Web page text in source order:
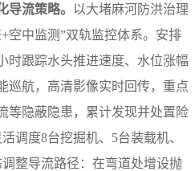
导流策略。 以大堵麻河防洪治理
空中监测”双轨监控体系。安排
时跟踪水头推进速度、水位涨幅
巡航，高清影像实时回传，重点
等隐蔽隐患，累计发现并处置险
调度8台挖掘机、5台装载机、
整导流路径：在弯道处增设抛